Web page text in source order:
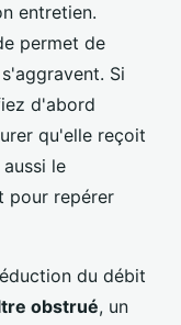
entretien.
permet de
Si
d'abord
qu'elle reçoit
le
pour repérer
du débit
obstrué, un